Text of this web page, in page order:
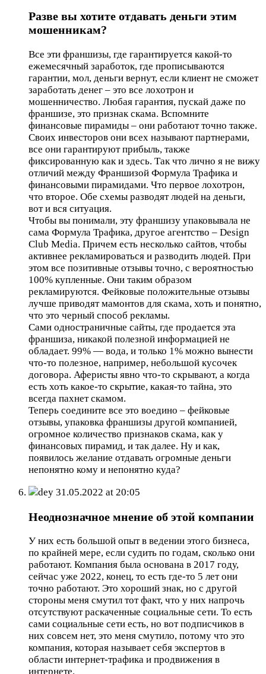
Разве вы хотите отдавать деньги этим
мошенникам?
Все эти франшизы, где гарантируется какой-то
ежемесячный заработок, где прописываются
гарантии, мол, деньги вернут, если клиент не сможет
заработать денег – это все лохотрон и
мошенничество. Любая гарантия, пускай даже по
франшизе, это признак скама. Вспомните
финансовые пирамиды – они работают точно также.
Своих инвесторов они всех называют партнерами,
все они гарантируют прибыль, также
фиксированную как и здесь. Так что лично я не вижу
отличий между Франшизой Формула Трафика и
финансовыми пирамидами. Что первое лохотрон,
что второе. Обе схемы разводят людей на деньги,
вот и вся ситуация.
Чтобы вы понимали, эту франшизу упаковывала не
сама Формула Трафика, другое агентство – Design
Club Media. Причем есть несколько сайтов, чтобы
активнее рекламироваться и разводить людей. При
этом все позитивные отзывы точно, с вероятностью
100% купленные. Они таким образом
рекламируются. Фейковые положительные отзывы
лучше приводят мамонтов для скама, хоть и понятно,
что это черный способ рекламы.
Сами одностраничные сайты, где продается эта
франшиза, никакой полезной информацией не
обладает. 99% — вода, и только 1% можно вынести
что-то полезное, например, небольшой кусочек
договора. Аферисты явно что-то скрывают, а когда
есть хоть какое-то скрытие, какая-то тайна, это
всегда пахнет скамом.
Теперь соедините все это воедино – фейковые
отзывы, упаковка франшизы другой компанией,
огромное количество признаков скама, как у
финансовых пирамид, и так далее. Ну и как,
появилось желание отдавать огромные деньги
непонятно кому и непонятно куда?
dey 31.05.2022 at 20:05
Неоднозначное мнение об этой компании
У них есть большой опыт в ведении этого бизнеса,
по крайней мере, если судить по годам, сколько они
работают. Компания была основана в 2017 году,
сейчас уже 2022, конец, то есть где-то 5 лет они
точно работают. Это хороший знак, но с другой
стороны меня смутил тот факт, что у них напрочь
отсутствуют раскаченные социальные сети. То есть
сами социальные сети есть, но вот подписчиков в
них совсем нет, это меня смутило, потому что это
компания, которая называет себя экспертов в
области интернет-трафика и продвижения в
интернете.